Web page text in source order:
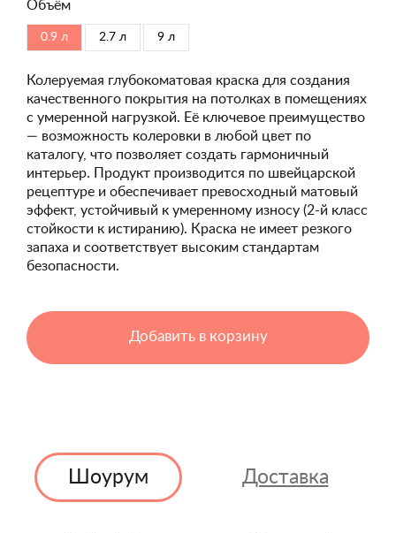
Объём
0.9 л 2.7 л 9 л
Колеруемая глубокоматовая краска для создания
качественного покрытия на потолках в помещениях
с умеренной нагрузкой. Её ключевое преимущество
— возможность колеровки в любой цвет по
каталогу, что позволяет создать гармоничный
интерьер. Продукт производится по швейцарской
рецептуре и обеспечивает превосходный матовый
эффект, устойчивый к умеренному износу (2-й класс
стойкости к истиранию). Краска не имеет резкого
запаха и соответствует высоким стандартам
безопасности.
Добавить в корзину
Шоурум Доставка